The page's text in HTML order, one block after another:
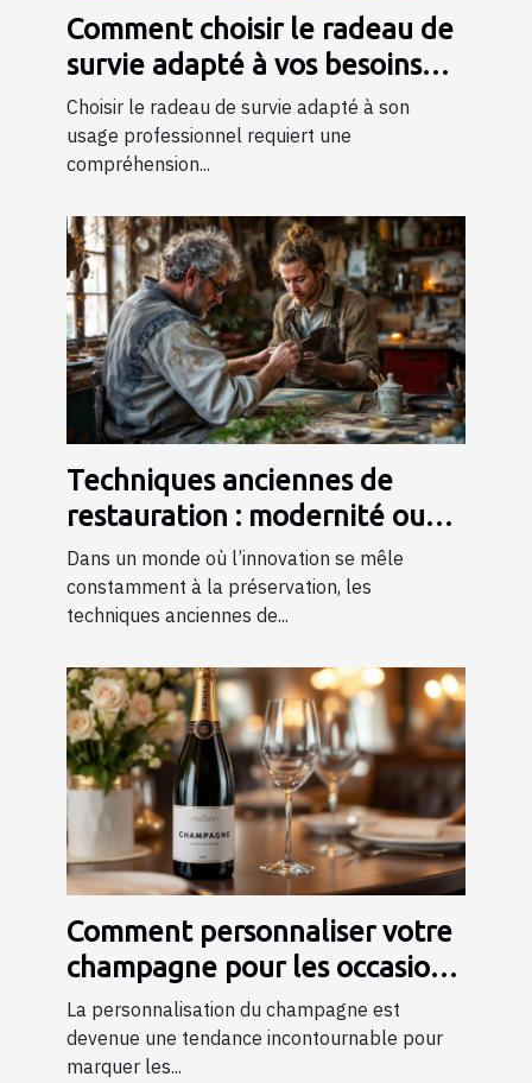
Comment choisir le radeau de
survie adapté à vos besoins
professionnels ?
Choisir le radeau de survie adapté à son
usage professionnel requiert une
compréhension...
Techniques anciennes de
restauration : modernité ou
tradition ?
Dans un monde où l’innovation se mêle
constamment à la préservation, les
techniques anciennes de...
Comment personnaliser votre
champagne pour les occasions
spéciales ?
La personnalisation du champagne est
devenue une tendance incontournable pour
marquer les...